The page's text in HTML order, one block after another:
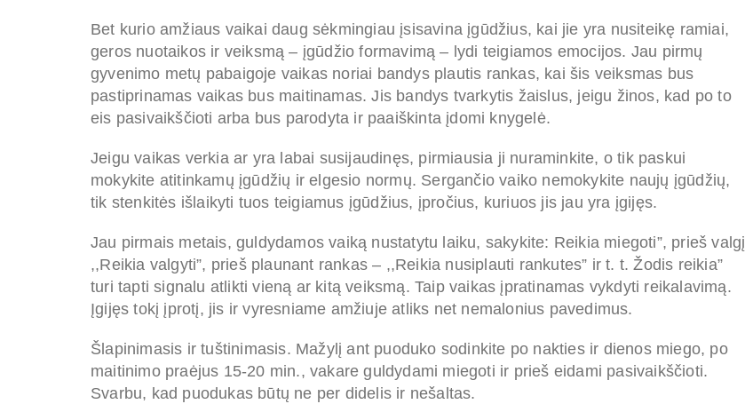
Bet kurio amžiaus vaikai daug sėkmingiau įsisavina įgūdžius, kai jie yra nusiteikę ramiai,
geros nuotaikos ir veiksmą – įgūdžio formavimą – lydi teigiamos emocijos. Jau pirmų
gyvenimo metų pabaigoje vaikas noriai bandys plautis rankas, kai šis veiksmas bus
pastiprinamas vaikas bus maitinamas. Jis bandys tvarkytis žaislus, jeigu žinos, kad po to
eis pasivaikščioti arba bus parodyta ir paaiškinta įdomi knygelė.
Jeigu vaikas verkia ar yra labai susijaudinęs, pirmiausia ji nuraminkite, o tik paskui
mokykite atitinkamų įgūdžių ir elgesio normų. Sergančio vaiko nemokykite naujų įgūdžių,
tik stenkitės išlaikyti tuos teigiamus įgūdžius, įpročius, kuriuos jis jau yra įgijęs.
Jau pirmais metais, guldydamos vaiką nustatytu laiku, sakykite: Reikia miegoti”, prieš valgį
,,Reikia valgyti”, prieš plaunant rankas – ,,Reikia nusiplauti rankutes” ir t. t.Žodis reikia”
turi tapti signalu atlikti vieną ar kitą veiksmą. Taip vaikas įpratinamas vykdyti reikalavimą.
Įgijęs tokį įprotį, jis ir vyresniame amžiuje atliks net nemalonius pavedimus.
Šlapinimasis ir tuštinimasis. Mažylį ant puoduko sodinkite po nakties ir dienos miego, po
maitinimo praėjus 15-20 min., vakare guldydami miegoti ir prieš eidami pasivaikščioti.
Svarbu, kad puodukas būtų ne per didelis ir nešaltas.